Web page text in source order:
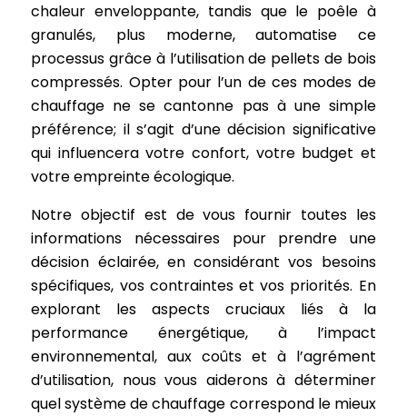
chaleur enveloppante, tandis que le poêle à
granulés, plus moderne, automatise ce
processus grâce à l’utilisation de pellets de bois
compressés. Opter pour l’un de ces modes de
chauffage ne se cantonne pas à une simple
préférence; il s’agit d’une décision significative
qui influencera votre confort, votre budget et
votre empreinte écologique.
Notre objectif est de vous fournir toutes les
informations nécessaires pour prendre une
décision éclairée, en considérant vos besoins
spécifiques, vos contraintes et vos priorités. En
explorant les aspects cruciaux liés à la
performance énergétique, à l’impact
environnemental, aux coûts et à l’agrément
d’utilisation, nous vous aiderons à déterminer
quel système de chauffage correspond le mieux